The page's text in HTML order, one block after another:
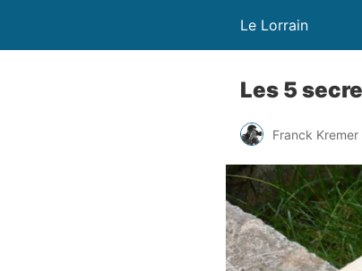
Le Lorrain
Les 5
Franck Kremer